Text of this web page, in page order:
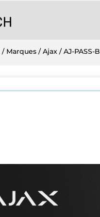
/ Marques /Ajax / AJ-PASS-B